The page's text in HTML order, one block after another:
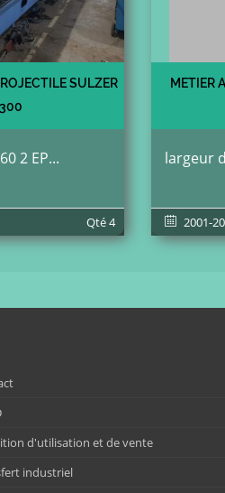
SULZER
2 EP...
Qté4
METIER
largeur
2001-
d'utilisation et de vente
industriel